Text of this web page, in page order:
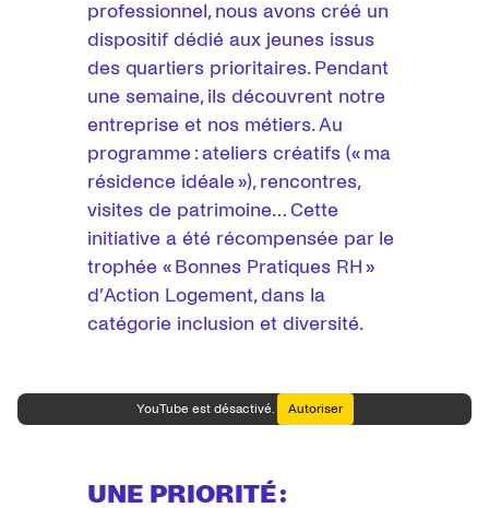
professionnel, nous avons créé un
dispositif dédié aux jeunes issus
des quartiers prioritaires. Pendant
une semaine, ils découvrent notre
entreprise et nos métiers. Au
programme : ateliers créatifs (« ma
résidence idéale »), rencontres,
visites de patrimoine… Cette
initiative a été récompensée par le
trophée « Bonnes Pratiques RH »
d’Action Logement, dans la
catégorie inclusion et diversité.
YouTube est désactivé. Autoriser
UNE PRIORITÉ :